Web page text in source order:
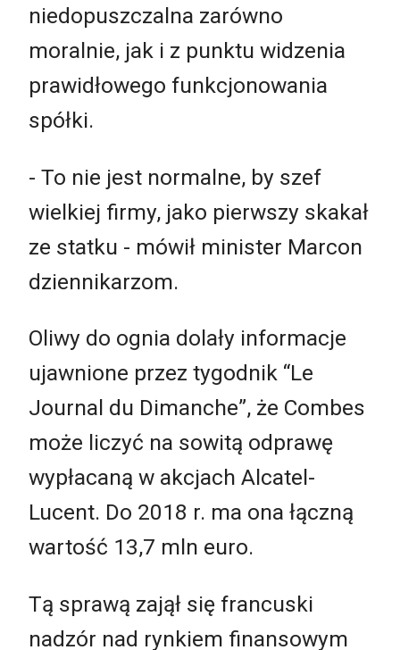
niedopuszczalna zarówno
moralnie, jak i z punktu widzenia
prawidłowego funkcjonowania
spółki.
- To nie jest normalne, by szef
wielkiej firmy, jako pierwszy skakał
ze statku - mówił minister Marcon
dziennikarzom.
Oliwy do ognia dolały informacje
ujawnione przez tygodnik “Le
Journal du Dimanche”, że Combes
może liczyć na sowitą odprawę
wypłacaną w akcjach Alcatel-
Lucent. Do 2018 r. ma ona łączną
wartość 13,7 mln euro.
Tą sprawą zajął się francuski
nadzór nad rynkiem finansowym